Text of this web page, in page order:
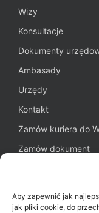
Aby zapewnić jak
jak pliki cookie, do
Wizy
Konsultacje
Dokumenty
Ambasady
Urzędy
Kontakt
Zamów kuriera do
Zamów dokument
Polityka plików